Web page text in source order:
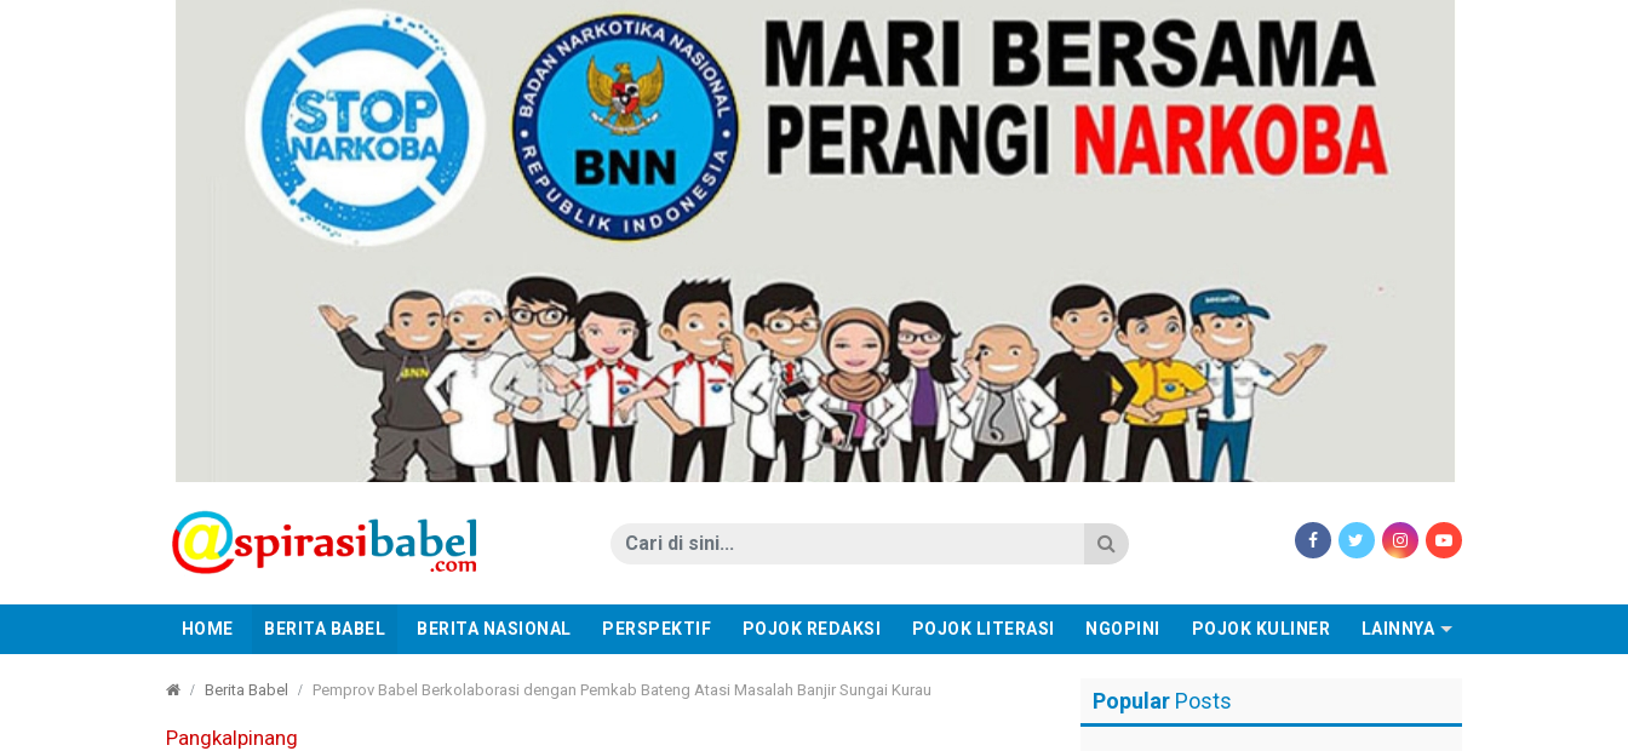
HOME BERITA BABEL BERITA NASIONAL PERSPEKTIF POJOK REDAKSI POJOK LITERASI NGOPINI POJOK KULINER LAINNYA
Berita Babel Pemprov Babel Berkolaborasi dengan Pemkab Bateng Atasi Masalah Banjir Sungai Kurau
Pangkalpinang
Popular Posts